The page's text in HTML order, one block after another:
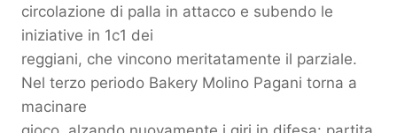
circolazione di palla in attacco e subendo le
iniziative in 1c1 dei
reggiani, che vincono meritatamente il parziale.
Nel terzo periodo Bakery Molino Pagani torna a
macinare